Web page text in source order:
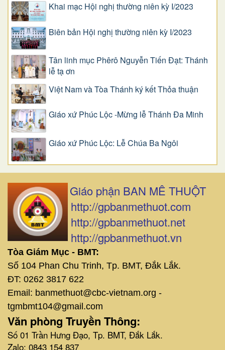
Khai mạc Hội nghị thường niên kỳ I/2023
Biên bản Hội nghị thường niên kỳ I/2023
Tân linh mục Phêrô Nguyễn Tiến Đạt: Thánh
lễ tạ ơn
Việt Nam và Tòa Thánh ký kết Thỏa thuận
Giáo xứ Phúc Lộc -Mừng lễ Thánh Đa Minh
Giáo xứ Phúc Lộc: Lễ Chúa Ba Ngôi
Giáo phận BAN MÊ THUỘT
http://gpbanmethuot.com
http://gpbanmethuot.net
http://gpbanmethuot.vn
Tòa Giám Mục - BMT:
Số 104 Phan Chu Trinh, Tp. BMT, Đắk Lắk.
ĐT: 0262 3817 622
Email: banmethuot@cbc-vietnam.org -
tgmbmt104@gmail.com
Văn phòng Truyền Thông:
Số 01 Trần Hưng Đạo, Tp. BMT, Đắk Lắk.
Zalo: 0843 154 837